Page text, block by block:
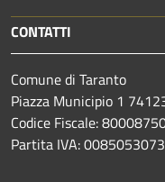
CONTATTI
Comune di Taranto
Piazza Municipio 1
Codice Fiscale:
Partita IVA: